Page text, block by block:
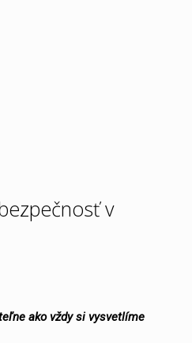
v
ako vždy si vysvetlíme